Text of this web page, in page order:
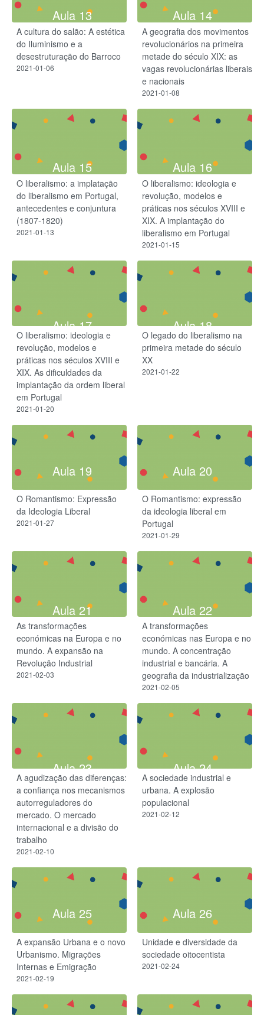
Aula 13
A cultura do salão: A estética
do Iluminismo e a
desestruturação do Barroco
2021-01-06
Aula 14
A geografia dos movimentos
revolucionários na primeira
metade do século XIX: as
vagas revolucionárias liberais
e nacionais
2021-01-08
Aula 15
O liberalismo: a implatação
do liberalismo em Portugal,
antecedentes e conjuntura
(1807-1820)
2021-01-13
Aula 16
O liberalismo: ideologia e
revolução, modelos e
práticas nos séculos XVIII e
XIX. A implantação do
liberalismo em Portugal
2021-01-15
Aula 17
O liberalismo: ideologia e
revolução, modelos e
práticas nos séculos XVIII e
XIX. As dificuldades da
implantação da ordem liberal
em Portugal
2021-01-20
Aula 18
O legado do liberalismo na
primeira metade do século
XX
2021-01-22
Aula 19
O Romantismo: Expressão
da Ideologia Liberal
2021-01-27
Aula 20
O Romantismo: expressão
da ideologia liberal em
Portugal
2021-01-29
Aula 21
As transformações
económicas na Europa e no
mundo. A expansão na
Revolução Industrial
2021-02-03
Aula 22
A transformações
económicas nas Europa e no
mundo. A concentração
industrial e bancária. A
geografia da industrialização
2021-02-05
Aula 23
A agudização das diferenças:
a confiança nos mecanismos
autorreguladores do
mercado. O mercado
internacional e a divisão do
trabalho
2021-02-10
Aula 24
A sociedade industrial e
urbana. A explosão
populacional
2021-02-12
Aula 25
A expansão Urbana e o novo
Urbanismo. Migrações
Internas e Emigração
2021-02-19
Aula 26
Unidade e diversidade da
sociedade oitocentista
2021-02-24